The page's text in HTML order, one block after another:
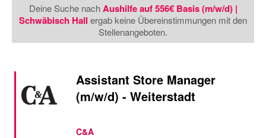
Deine Suche nachAushilfe auf 556€ Basis (m/w/d) |
Schwäbisch Hall ergab keine Übereinstimmungen mit den
Stellenangeboten.
Assistant Store Manager
(m/w/d) - Weiterstadt
C&A